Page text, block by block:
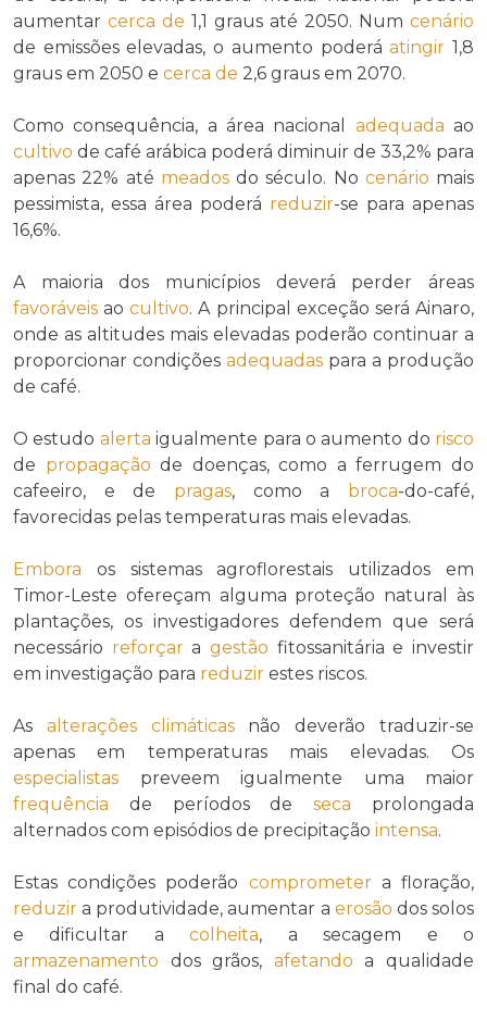
aumentar cerca de 1,1 graus até 2050. Num cenário
de emissões elevadas, o aumento poderáatingir 1,8
graus em 2050 e cerca de 2,6 graus em 2070.
Como consequência, a área nacional adequada ao
cultivo de café arábica poderá diminuir de 33,2% para
apenas 22% até meadosdo século. No cenário mais
pessimista, essa área poderá reduzir-se para apenas
16,6%.
A maioria dos municípios deverá perder áreas
favoráveis aocultivo. A principal exceção será Ainaro,
onde as altitudes mais elevadas poderão continuar a
proporcionar condições adequadas para a produção
de café.
O estudo alerta igualmente para o aumento do risco
de propagação de doenças, como a ferrugem do
cafeeiro, e de pragas, como a broca-do-café,
favorecidas pelas temperaturas mais elevadas.
Embora os sistemas agroflorestais utilizados em
Timor-Leste ofereçam alguma proteção natural às
plantações, os investigadores defendem que será
necessário reforçaragestão fitossanitária e investir
em investigação para reduzir estes riscos.
As alterações climáticasnão deverão traduzir-se
apenas em temperaturas mais elevadas. Os
especialistas preveem igualmente uma maior
frequência de períodos deseca prolongada
alternados com episódios de precipitação intensa.
Estas condições poderão comprometera floração,
reduzir a produtividade, aumentar a erosão dos solos
e dificultar acolheita, a secagem e o
armazenamento dos grãos, afetando a qualidade
final do café.